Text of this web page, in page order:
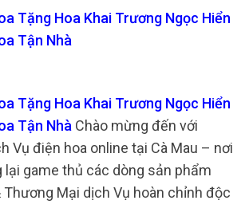
Tặng Hoa Khai Trương Ngọc Hiển
Tận Nhà
Tặng Hoa Khai Trương Ngọc Hiển
Tận Nhà Chào mừng đến với
Vụ điện hoa online tại Cà Mau – nơi
lại game thủ các dòng sản phẩm
Thương Mại dịch Vụ hoàn chỉnh độc